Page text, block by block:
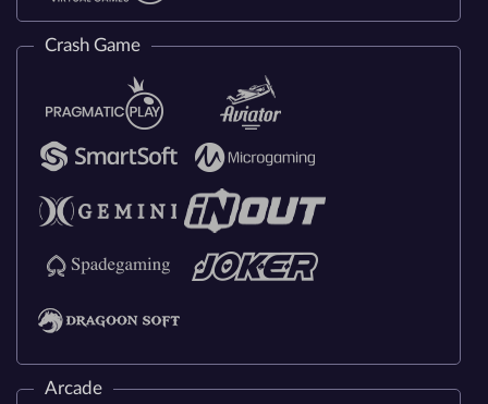
Crash Game
Arcade